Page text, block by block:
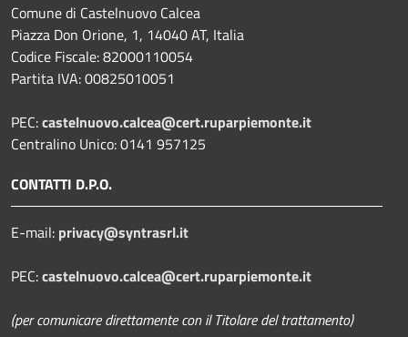
Comune di Castelnuovo Calcea
Piazza Don Orione, 1, 14040 AT, Italia
Codice Fiscale: 82000110054
Partita IVA: 00825010051
PEC:castelnuovo.calcea@cert.ruparpiemonte.it
Centralino Unico: 0141 957125
CONTATTI D.P.O.
E-mail: privacy@syntrasrl.it
PEC:castelnuovo.calcea@cert.ruparpiemonte.it
(per comunicare direttamente con il Titolare del trattamento)